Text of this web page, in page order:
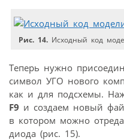
Рис. 14. Исходный код
Теперь нужно
символ УГО нового
как и для подсхемы.
F9 и создаем новый
в котором можно
диода (рис. 15).